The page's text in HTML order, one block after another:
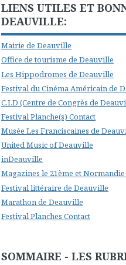
LIENS UTILES ET
DEAUVILLE:
Mairie de Deauville
Office de tourisme de Deauville
Les Hippodromes de Deauville
Festival du Cinéma Américain de
C.I.D (Centre de Congrès de
Festival Planche(s) Contact
Musée Les Franciscaines de
United Music of Deauville
inDeauville
Magazines le 21ème et
Festival littéraire de Deauville
Marathon de Deauville
Festival Planches Contact
SOMMAIRE - LES